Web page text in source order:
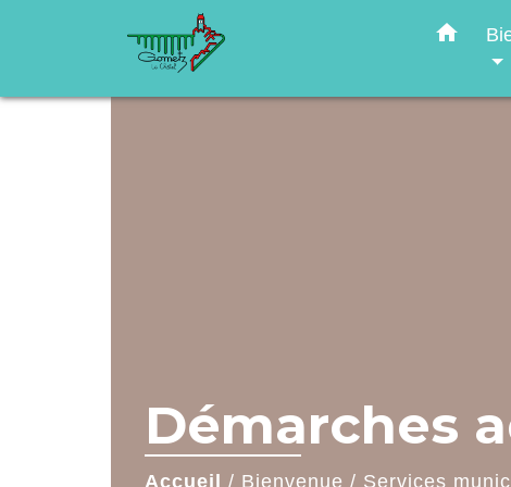
home
Démarches
Accueil / Bienvenue / Services